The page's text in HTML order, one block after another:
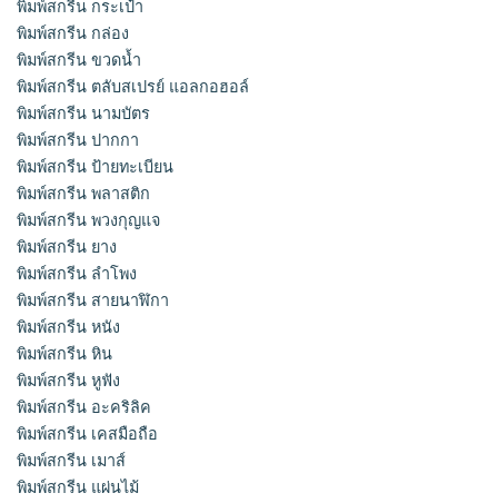
พิมพ์สกรีน กระเป๋า
พิมพ์สกรีน กล่อง
พิมพ์สกรีน ขวดน้ำ
พิมพ์สกรีน ตลับสเปรย์ แอลกอฮอล์
พิมพ์สกรีน นามบัตร
พิมพ์สกรีน ปากกา
พิมพ์สกรีน ป้ายทะเบียน
พิมพ์สกรีน พลาสติก
พิมพ์สกรีน พวงกุญแจ
พิมพ์สกรีน ยาง
พิมพ์สกรีน ลำโพง
พิมพ์สกรีน สายนาฬิกา
พิมพ์สกรีน หนัง
พิมพ์สกรีน หิน
พิมพ์สกรีน หูฟัง
พิมพ์สกรีน อะคริลิค
พิมพ์สกรีน เคสมือถือ
พิมพ์สกรีน เมาส์
พิมพ์สกรีน แผ่นไม้